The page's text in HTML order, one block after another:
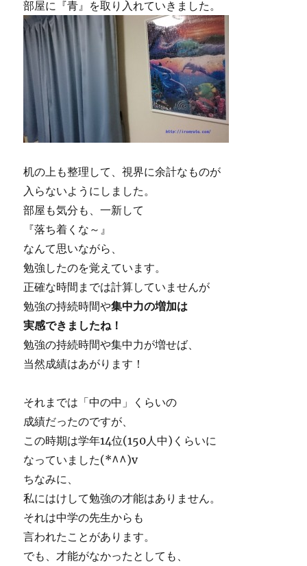
部屋に『青』を取り入れていきました。
机の上も整理して、視界に余計なものが
入らないようにしました。
部屋も気分も、一新して
『落ち着くな～』
なんて思いながら、
勉強したのを覚えています。
正確な時間までは計算していませんが
勉強の持続時間や集中力の増加は
実感できましたね！
勉強の持続時間や集中力が増せば、
当然成績はあがります！
それまでは「中の中」くらいの
成績だったのですが、
この時期は学年14位(150人中)くらいに
なっていました(*^^)v
ちなみに、
私にはけして勉強の才能はありません。
それは中学の先生からも
言われたことがあります。
でも、才能がなかったとしても、